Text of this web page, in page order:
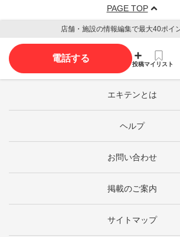
PAGE TOP
店舗・施設の情報編集で最大40ポイ
電話する
投稿マイリスト
エキテンとは
ヘルプ
お問い合わせ
掲載のご案内
サイトマップ